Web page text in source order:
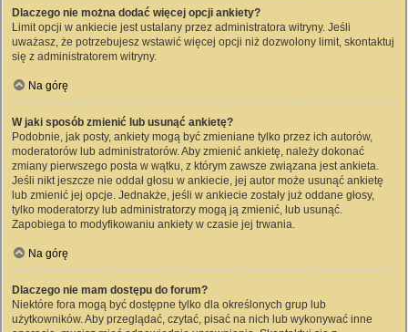
Dlaczego nie można dodać więcej opcji ankiety?
Limit opcji w ankiecie jest ustalany przez administratora witryny. Jeśli
uważasz, że potrzebujesz wstawić więcej opcji niż dozwolony limit, skontaktuj
się z administratorem witryny.
Na górę
W jaki sposób zmienić lub usunąć ankietę?
Podobnie, jak posty, ankiety mogą być zmieniane tylko przez ich autorów,
moderatorów lub administratorów. Aby zmienić ankietę, należy dokonać
zmiany pierwszego posta w wątku, z którym zawsze związana jest ankieta.
Jeśli nikt jeszcze nie oddał głosu w ankiecie, jej autor może usunąć ankietę
lub zmienić jej opcje. Jednakże, jeśli w ankiecie zostały już oddane głosy,
tylko moderatorzy lub administratorzy mogą ją zmienić, lub usunąć.
Zapobiega to modyfikowaniu ankiety w czasie jej trwania.
Na górę
Dlaczego nie mam dostępu do forum?
Niektóre fora mogą być dostępne tylko dla określonych grup lub
użytkowników. Aby przeglądać, czytać, pisać na nich lub wykonywać inne